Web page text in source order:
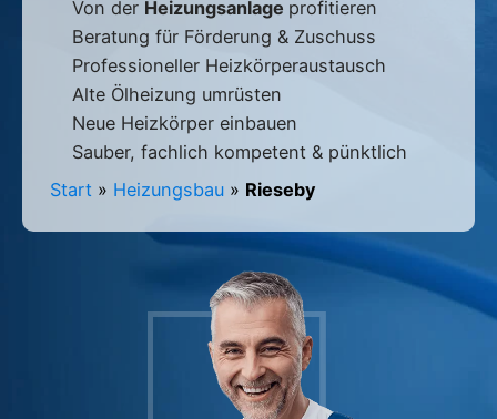
Von der Heizungsanlage profitieren
Beratung für Förderung & Zuschuss
Professioneller Heizkörperaustausch
Alte Ölheizung umrüsten
Neue Heizkörper einbauen
Sauber, fachlich kompetent & pünktlich
Start » Heizungsbau » Rieseby